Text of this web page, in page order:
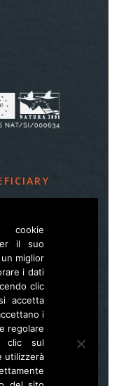
il suo
miglior
i dati
clic
accetta
i
regolare
clic sul
utilizzerà